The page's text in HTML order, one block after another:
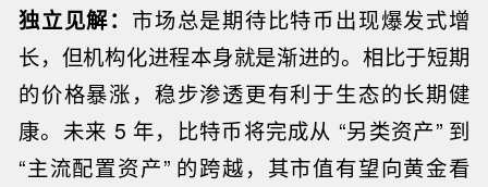
独立见解： 市场总是期待比特币出现爆发式增
长，但机构化进程本身就是渐进的。相比于短期
的价格暴涨，稳步渗透更有利于生态的长期健
康。未来 5 年，比特币将完成从 “另类资产” 到
“主流配置资产” 的跨越，其市值有望向黄金看